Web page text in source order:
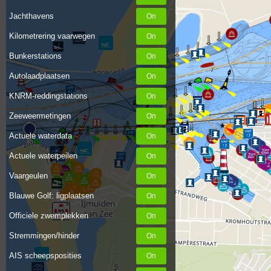
Jachthavens
Kilometrering vaarwegen
Bunkerstations
Autolaadplaatsen
KNRM-reddingstations
Zeeweermetingen
Actuele waterdata
Actuele waterpeilen
Vaargeulen
Blauwe Golf: ligplaatsen
Officiele zwemplekken
Stremmingen/hinder
AIS scheepsposities